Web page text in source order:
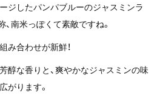
ジしたパンパブルーのジャスミンラ
南米っぽくて素敵ですね。
み合わせが新鮮！
醇な香りと、爽やかなジャスミンの味
がります。